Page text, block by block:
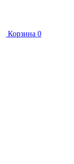
Корзина 0